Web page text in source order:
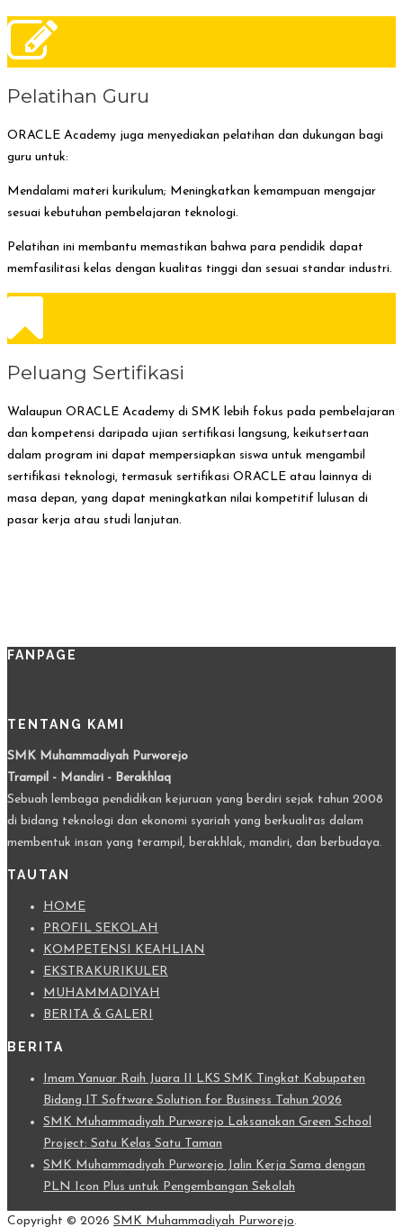
Pelatihan Guru
ORACLE Academy juga menyediakan pelatihan dan dukungan bagi
guru untuk:
Mendalami materi kurikulum; Meningkatkan kemampuan mengajar
sesuai kebutuhan pembelajaran teknologi.
Pelatihan ini membantu memastikan bahwa para pendidik dapat
memfasilitasi kelas dengan kualitas tinggi dan sesuai standar industri.
Peluang Sertifikasi
Walaupun ORACLE Academy di SMK lebih fokus pada pembelajaran
dan kompetensi daripada ujian sertifikasi langsung, keikutsertaan
dalam program ini dapat mempersiapkan siswa untuk mengambil
sertifikasi teknologi, termasuk sertifikasi ORACLE atau lainnya di
masa depan, yang dapat meningkatkan nilai kompetitif lulusan di
pasar kerja atau studi lanjutan.
FANPAGE
TENTANG KAMI
SMK Muhammadiyah Purworejo
Trampil - Mandiri - Berakhlaq
Sebuah lembaga pendidikan kejuruan yang berdiri sejak tahun 2008
di bidang teknologi dan ekonomi syariah yang berkualitas dalam
membentuk insan yang terampil, berakhlak, mandiri, dan berbudaya.
TAUTAN
HOME
PROFIL SEKOLAH
KOMPETENSI KEAHLIAN
EKSTRAKURIKULER
MUHAMMADIYAH
BERITA & GALERI
BERITA
Imam Yanuar Raih Juara II LKS SMK Tingkat Kabupaten
Bidang IT Software Solution for Business Tahun 2026
SMK Muhammadiyah Purworejo Laksanakan Green School
Project: Satu Kelas Satu Taman
SMK Muhammadiyah Purworejo Jalin Kerja Sama dengan
PLN Icon Plus untuk Pengembangan Sekolah
Copyright © 2026 SMK Muhammadiyah Purworejo.